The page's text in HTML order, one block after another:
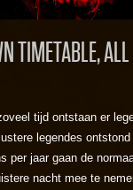
TIMETABLE,
tijd ontstaan er
legendes
per jaar gaan de
nacht mee te